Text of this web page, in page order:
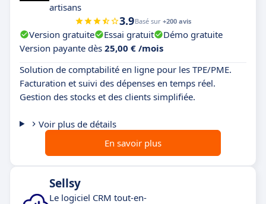
artisans
3.9Basé sur +200 avis
Version gratuite Essai gratuit
Démo gratuite
Version payante dès 25,00 € /mois
Solution de comptabilité en ligne pour les TPE/PME.
Facturation et suivi des dépenses en temps réel.
Gestion des stocks et des clients simplifiée.
Voir plus de détails
En savoir plus
Sellsy
Le logiciel CRM tout-en-